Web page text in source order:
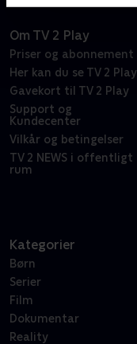
Om TV 2 Play
Priser og abonnement
Her kan du se TV 2 Play
Gavekort til TV 2 Play
Support og
Kundecenter
Vilkår og betingelser
TV 2 NEWS i offentligt
rum
Kategorier
Børn
Serier
Film
Dokumentar
Reality